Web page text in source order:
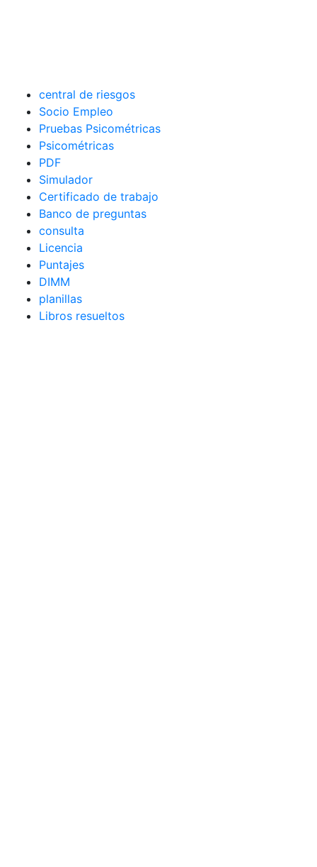
central de riesgos
Socio Empleo
Pruebas Psicométricas
Psicométricas
PDF
Simulador
Certificado de trabajo
Banco de preguntas
consulta
Licencia
Puntajes
DIMM
planillas
Libros resueltos